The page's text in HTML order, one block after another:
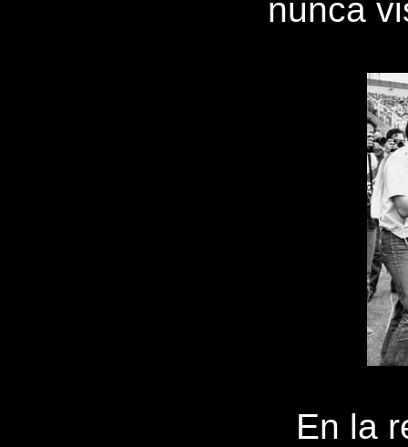
nunca
En la